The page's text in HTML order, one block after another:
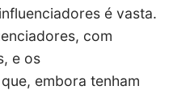
é vasta.
com
e os
embora tenham